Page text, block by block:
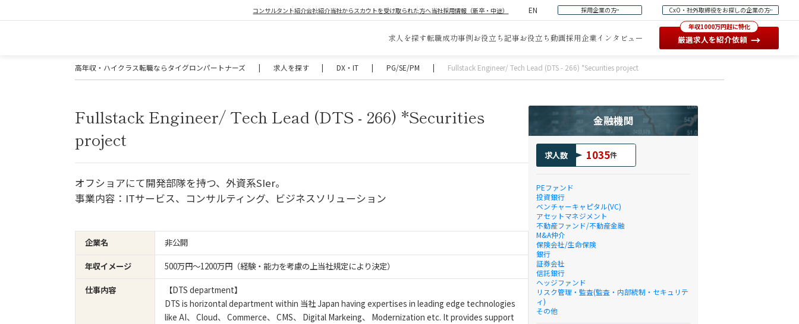
コンサルタント紹介会社紹介当社からスカウトを受け取られた方へ当社採用情報（新卒・中途） EN 採用企業の方 CxO・社外取締役をお探しの企業の方
求人を探す転職成功事例お役立ち記事お役立ち動画採用企業インタビュー
年収1000万円超に特化
厳選求人を紹介依頼 →
高年収・ハイクラス転職ならタイグロンパートナーズ | 求人を探す | DX・IT | PG/SE/PM | Fullstack Engineer/ Tech Lead (DTS - 266) *Securities project
Fullstack Engineer/ Tech Lead (DTS - 266) *Securities
project
オフショアにて開発部隊を持つ、外資系SIer。
事業内容：ITサービス、コンサルティング、ビジネスソリューション
企業名
非公開
年収イメージ
500万円〜1200万円（経験・能力を考慮の上当社規定により決定）
仕事内容
【DTS department】
DTS is horizontal department within 当社 Japan having expertises in leading edge technologies
like AI、 Cloud、 Commerce、 CMS、 Digital Markeing、 Modernization etc. It provides support
金融機関
求人数 1035件
PEファンド
投資銀行
ベンチャーキャピタル(VC)
アセットマネジメント
不動産ファンド/不動産金融
M&A仲介
保険会社/生命保険
銀行
証券会社
信託銀行
ヘッジファンド
リスク管理・監査(監査・内部統制・セキュリテ
ィ)
その他